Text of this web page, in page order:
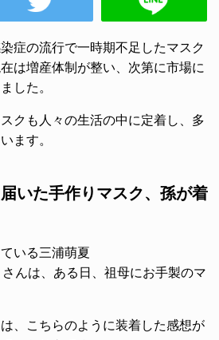
症の流行で一時期不足したマスク
は増産体制が整い、次第に市場に
した。
クも人々の生活の中に定着し、多
ます。
いた手作りマスク、孫が着
いる三浦萌夏
さんは、ある日、祖母にお手製のマ
、こちらのように装着した感想が